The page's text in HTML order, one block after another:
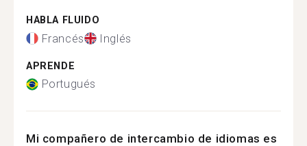
HABLA FLUIDO
Francés Inglés
APRENDE
Portugués
Mi compañero de intercambio de idiomas es